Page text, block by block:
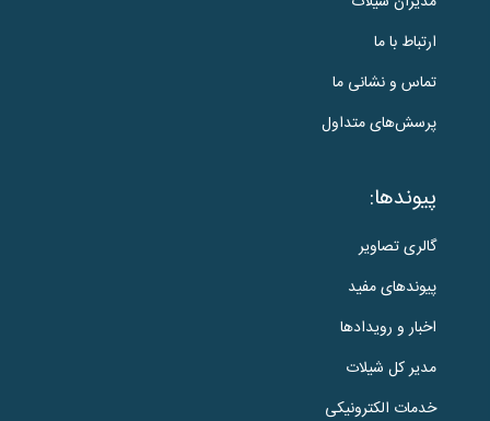
ارتباط با ما
تماس و نشانی ما
پرسش‌های متداول
پیوندها:
گالری تصاویر
پیوندهای مفید
اخبار و رویدادها
مدیر کل شیلات
خدمات الکترونیکی